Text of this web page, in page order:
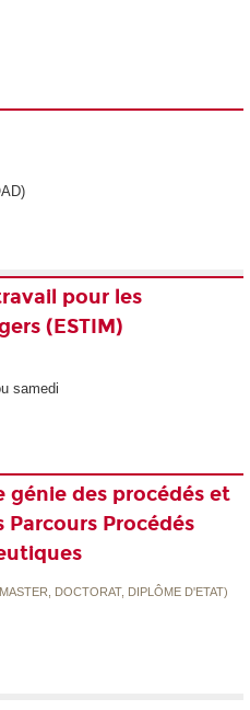
pour les
(ESTIM)
samedi
génie des procédés et
Procédés
DOCTORAT, DIPLÔME D'ETAT)